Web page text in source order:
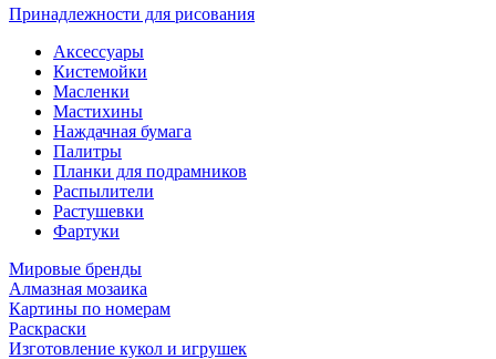
Принадлежности для рисования
Аксессуары
Кистемойки
Масленки
Мастихины
Наждачная бумага
Палитры
Планки для подрамников
Распылители
Растушевки
Фартуки
Мировые бренды
Алмазная мозаика
Картины по номерам
Раскраски
Изготовление кукол и игрушек